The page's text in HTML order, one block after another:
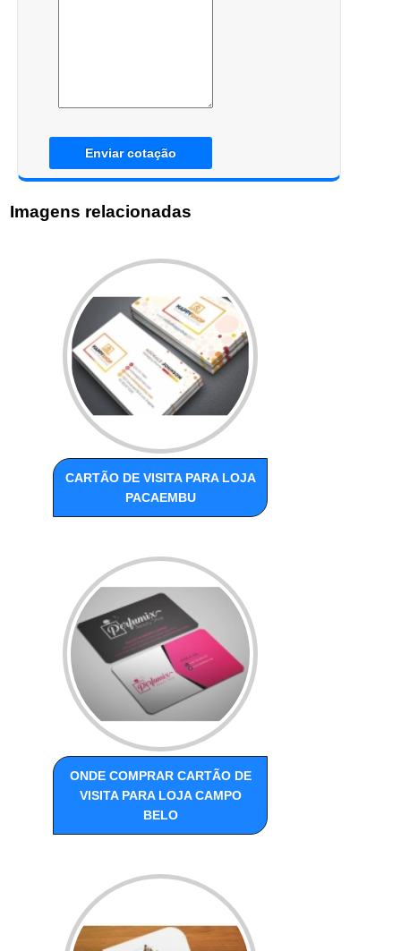
Enviar cotação
Imagens relacionadas
CARTÃO DE VISITA PARA LOJA
PACAEMBU
ONDE COMPRAR CARTÃO DE
VISITA PARA LOJA CAMPO
BELO